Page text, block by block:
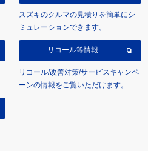
スズキのクルマの見積りを簡単にシ
ミュレーションできます。
リコール等情報
リコール/改善対策/サービスキャンペ
ーンの情報をご覧いただけます。